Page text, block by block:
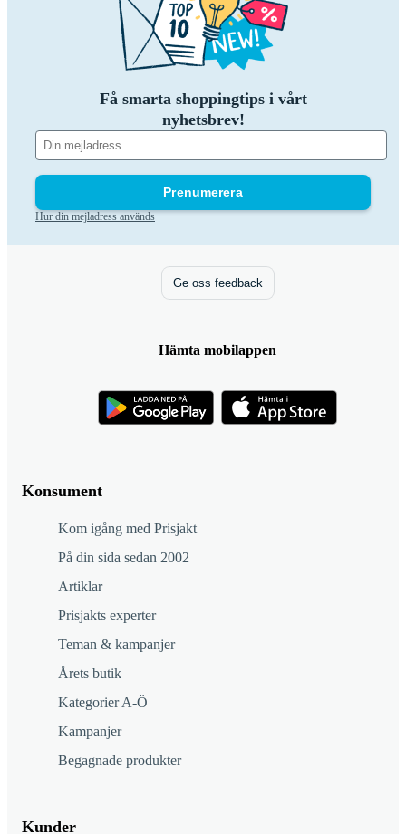
Få smarta shoppingtips i vårt
nyhetsbrev!
Prenumerera
Hur din mejladress används
Konsument
Kom igång med Prisjakt
På din sida sedan 2002
Artiklar
Prisjakts experter
Teman & kampanjer
Årets butik
Kategorier A-Ö
Kampanjer
Begagnade produkter
Kunder
Ge oss feedback
Hämta mobilappen